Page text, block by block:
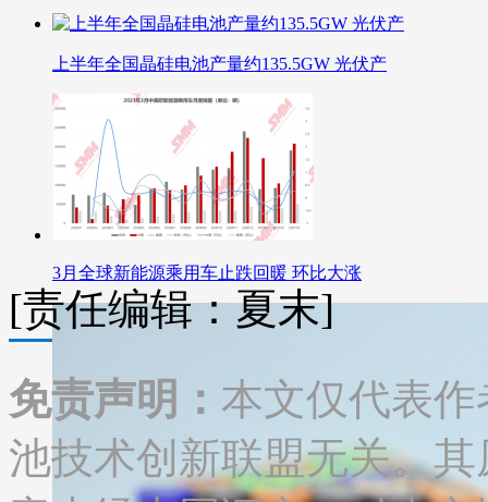
上半年全国晶硅电池产量约135.5GW 光伏产
3月全球新能源乘用车止跌回暖 环比大涨
[责任编辑：夏末]
免责声明： 本文仅代表
池技术创新联盟无关。